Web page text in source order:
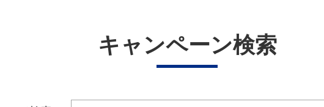
キャンペーン検索